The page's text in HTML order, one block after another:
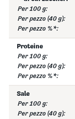
Proteine
Sale